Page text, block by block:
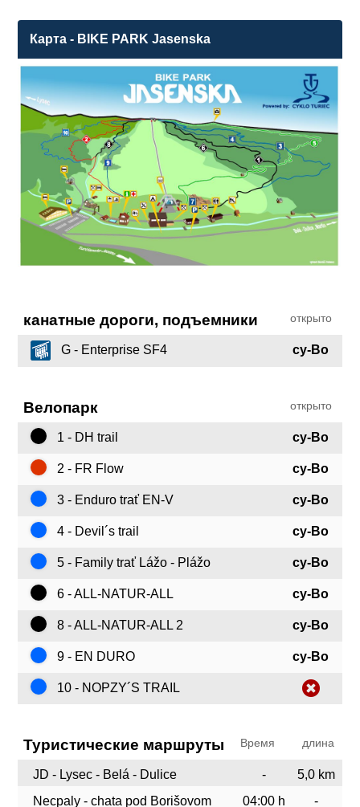
Карта - BIKE PARK Jasenska
канатные дороги, подъемники открыто
G - Enterprise SF4 су-Во
Велопарк открыто
1 - DH trail су-Во
2 - FR Flow су-Во
3 - Enduro trať EN-V су-Во
4 - Devil´s trail су-Во
5 - Family trať Lážo - Plážo су-Во
6 - ALL-NATUR-ALL су-Во
8 - ALL-NATUR-ALL 2 су-Во
9 - EN DURO су-Во
10 - NOPZY´S TRAIL
Туристические маршруты Время длина
JD - Lysec - Belá - Dulice -
5,0 km
Necpaly - chata pod Borišovom
04:00 h -